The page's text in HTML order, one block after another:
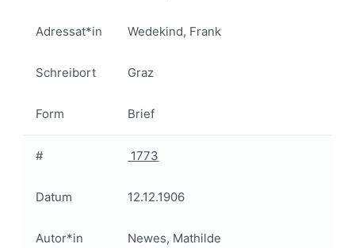
Adressat*in Wedekind, Frank
Schreibort Graz
Form Brief
# 1773
Datum 12.12.1906
Autor*in
Newes, Mathilde